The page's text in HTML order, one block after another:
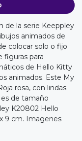
de la serie Keeppley
animados de
colocar solo o fijo
figuras para
de Hello Kitty
animados. Este My
rosa, con lindas
de tamaño
K20802 Hello
9 cm. Imagenes